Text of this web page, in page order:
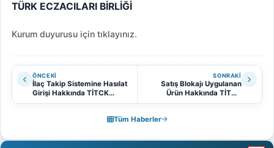
TÜRK ECZACILARI BİRLİĞİ
Kurum duyurusu için tıklayınız.
ÖNCEKI
İlaç Takip Sistemine Hasılat
Girişi Hakkında TİTCK
Duyurusu
SONRAKI
Satış Blokajı Uygulanan
Ürün Hakkında TİTCK
Duyurusu
Tüm Haberler